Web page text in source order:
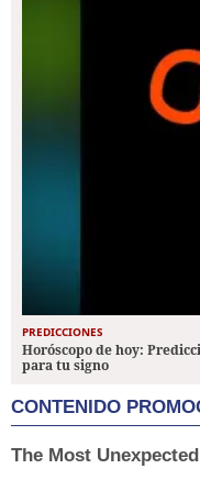
PREDICCIONES
Horóscopo de hoy:
para tu signo
CONTENIDO
The Most